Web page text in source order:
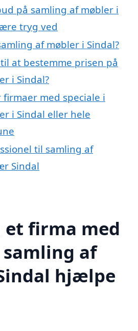
på samling af møbler i
tryg ved
af møbler i Sindal?
at bestemme prisen på
i Sindal?
med speciale i
i Sindal eller hele
til samling af
Sindal
et firma med
af
hjælpe